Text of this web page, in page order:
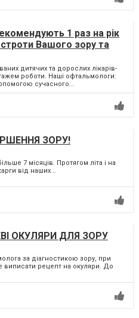
1 раз на рік
Вашого зору та
дитячих та дорослих лікарів-
роботи. Наші офтальмологи:
сучасного...
ЗОРУ!
7 місяців. Протягом літа і на
від наших...
ОКУЛЯРИ ДЛЯ ЗОРУ
за діагностикою зору, при
виписати рецепт на окуляри. До